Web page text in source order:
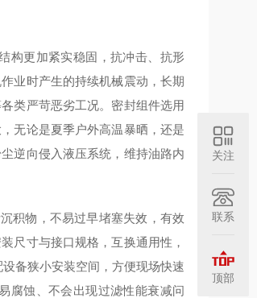
构更加紧实稳固，抗冲击、抗形
业时产生的持续机械震动，长期
类严苛恶劣工况。密封组件选用
无论是夏季户外高温暴晒，还是
逆向侵入液压系统，维持油路内
积物，不易过早堵塞失效，有效
尺寸与接口规格，互换通用性，
备狭小安装空间，方便现场快速
腐蚀、不会出现过滤性能衰减问
关注
联系
顶部